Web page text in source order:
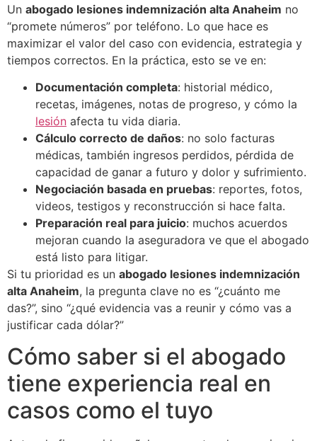
Un abogado lesiones indemnización alta Anaheim no
“promete números” por teléfono. Lo que hace es
maximizar el valor del caso con evidencia, estrategia y
tiempos correctos. En la práctica, esto se ve en:
Documentación completa: historial médico,
recetas, imágenes, notas de progreso, y cómo la
lesión afecta tu vida diaria.
Cálculo correcto de daños: no solo facturas
médicas, también ingresos perdidos, pérdida de
capacidad de ganar a futuro y dolor y sufrimiento.
Negociación basada en pruebas: reportes, fotos,
videos, testigos y reconstrucción si hace falta.
Preparación real para juicio: muchos acuerdos
mejoran cuando la aseguradora ve que el abogado
está listo para litigar.
Si tu prioridad es un abogado lesiones indemnización
alta Anaheim, la pregunta clave no es “¿cuánto me
das?”, sino “¿qué evidencia vas a reunir y cómo vas a
justificar cada dólar?”
Cómo saber si el abogado
tiene experiencia real en
casos como el tuyo